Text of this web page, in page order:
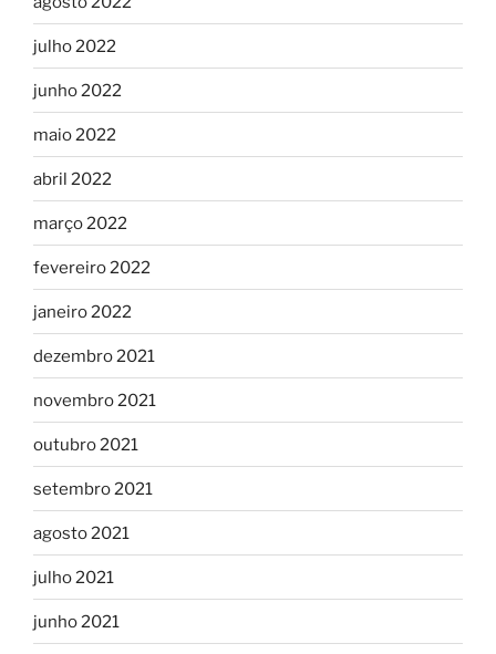
julho 2022
junho 2022
maio 2022
abril 2022
março 2022
fevereiro 2022
janeiro 2022
dezembro 2021
novembro 2021
outubro 2021
setembro 2021
agosto 2021
julho 2021
junho 2021